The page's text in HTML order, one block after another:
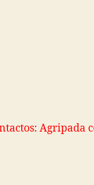
Agripada